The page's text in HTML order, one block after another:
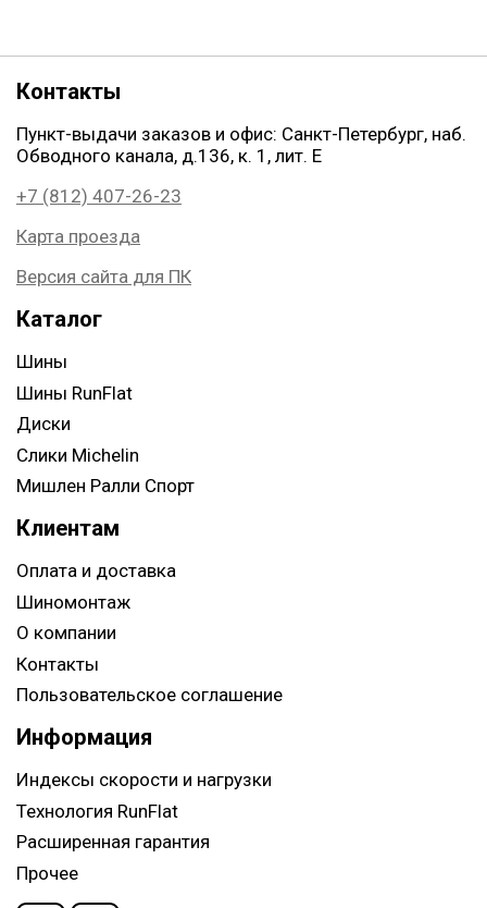
Контакты
Пункт-выдачи заказов и офис: Санкт-Петербург, наб.
Обводного канала, д.136, к. 1, лит. Е
+7 (812) 407-26-23
Карта проезда
Версия сайта для ПК
Каталог
Шины
Шины RunFlat
Диски
Слики Michelin
Мишлен Ралли Спорт
Клиентам
Оплата и доставка
Шиномонтаж
О компании
Контакты
Пользовательское соглашение
Информация
Индексы скорости и нагрузки
Технология RunFlat
Расширенная гарантия
Прочее